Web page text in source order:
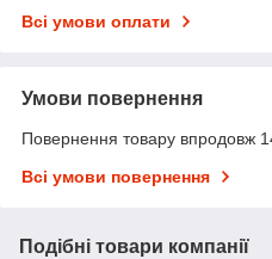
Всі умови оплати
Умови повернення
Повернення товару впродовж
Всі умови повернення
Подібні товари компанії